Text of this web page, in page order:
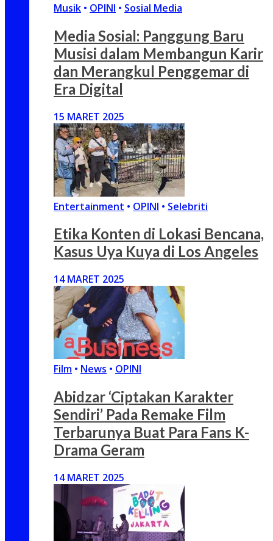
Musik • OPINI • Sosial Media
Media Sosial: Panggung Baru
Musisi dalam Membangun Karir
dan Merangkul Penggemar di
Era Digital
15 MARET 2025
Entertainment • OPINI • Selebriti
Etika Konten di Lokasi Bencana,
Kasus Uya Kuya di Los Angeles
14 MARET 2025
Film • News • OPINI
Abidzar ‘Ciptakan Karakter
Sendiri’ Pada Remake Film
Terbarunya Buat Para Fans K-
Drama Geram
14 MARET 2025